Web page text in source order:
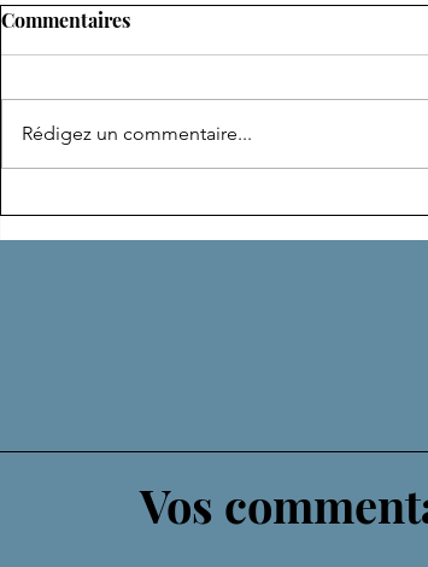
ADEPTE
Commentaires
Rédigez un commentaire...
Vos